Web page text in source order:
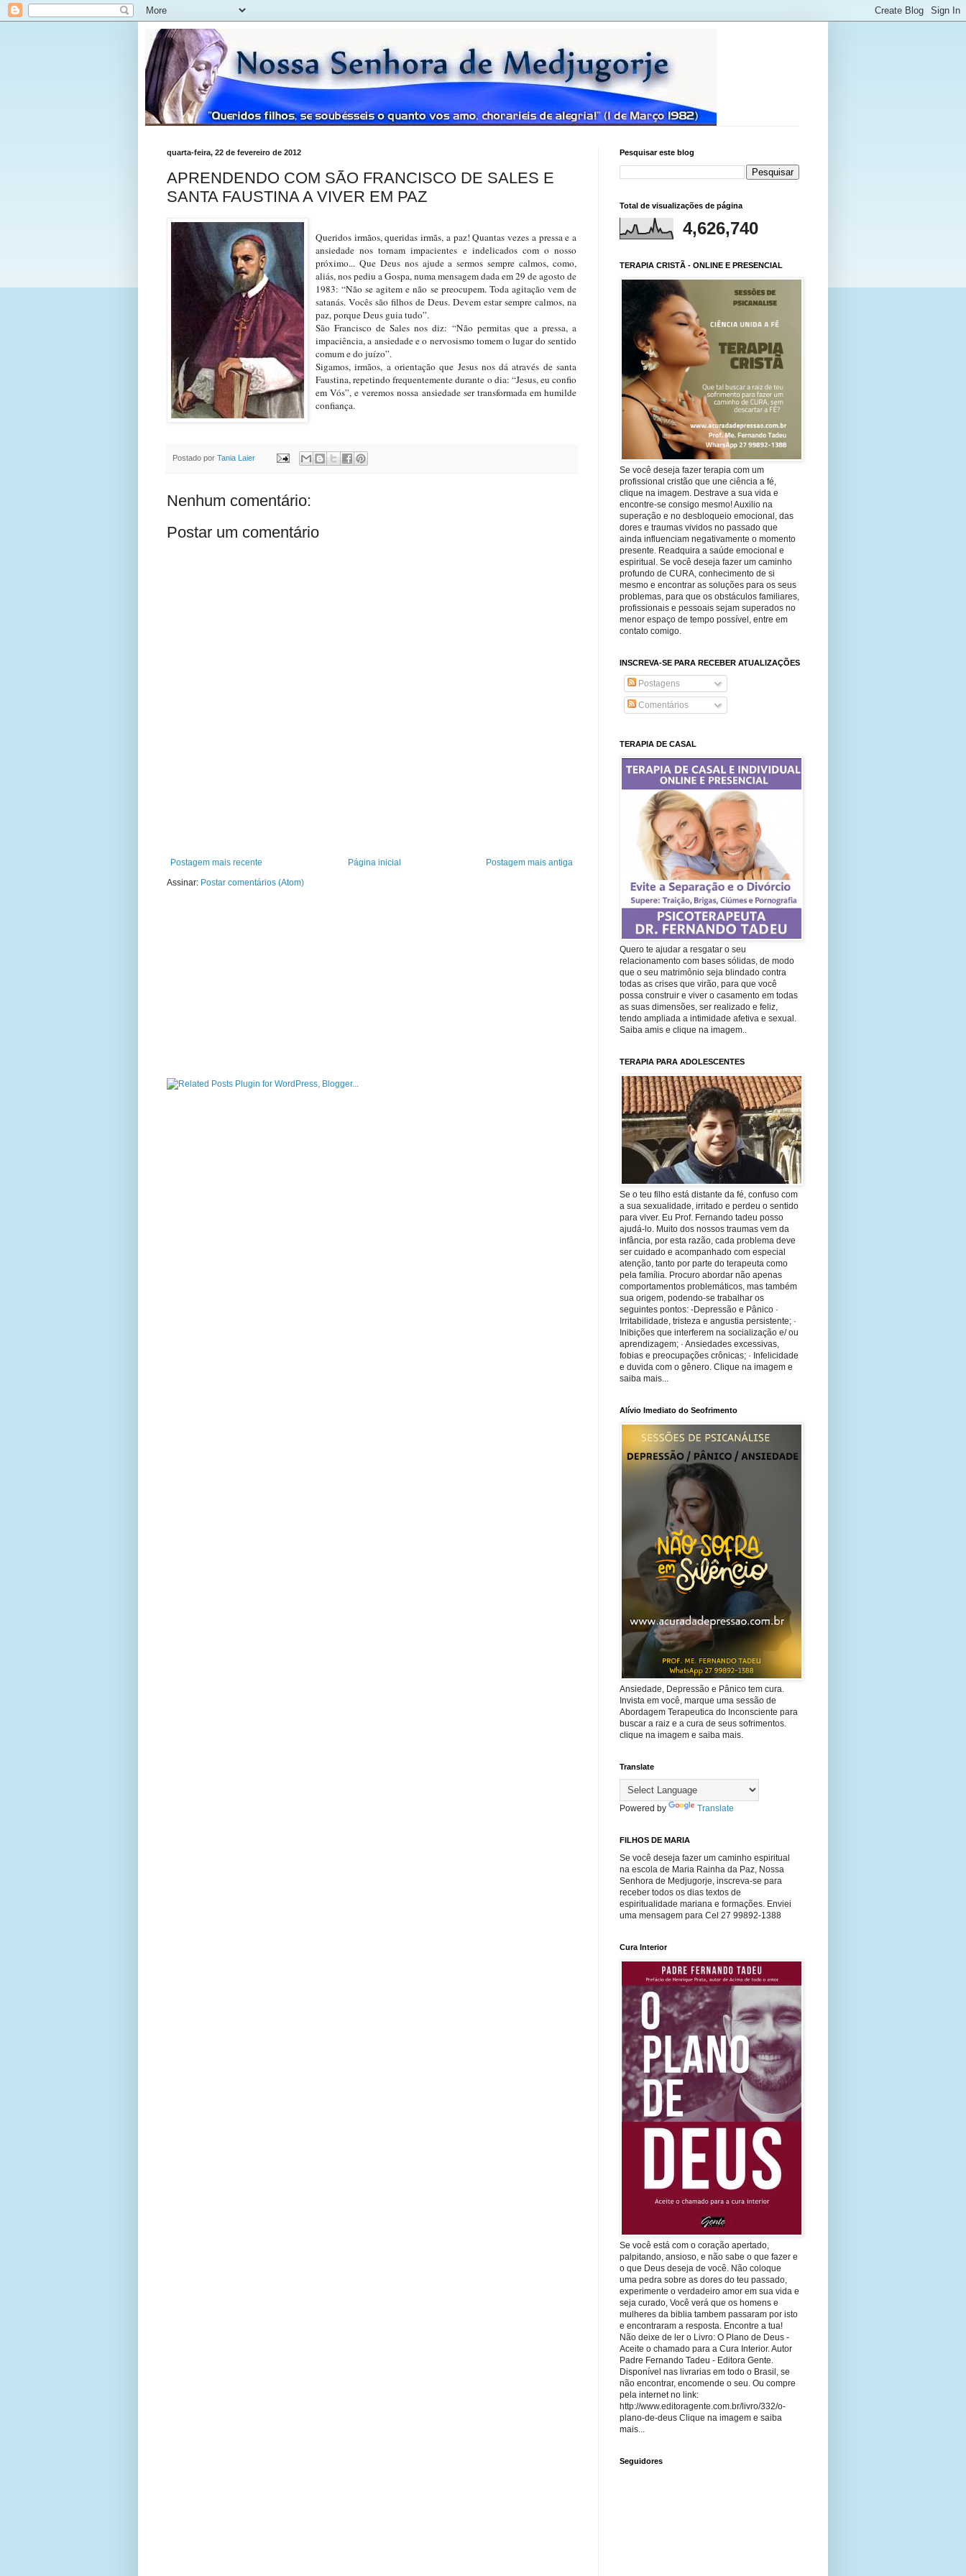
quarta-feira, 22 de fevereiro de 2012
APRENDENDO COM SÃO FRANCISCO DE SALES E
SANTA FAUSTINA A VIVER EM PAZ
Queridos irmãos, queridas irmãs, a paz! Quantas vezes a pressa e a
ansiedade nos tornam impacientes e indelicados com o nosso
próximo... Que Deus nos ajude a sermos sempre calmos, como,
aliás, nos pediu a Gospa, numa mensagem dada em 29 de agosto de
1983: “Não se agitem e não se preocupem. Toda agitação vem de
satanás. Vocês são filhos de Deus. Devem estar sempre calmos, na
paz, porque Deus guia tudo”.
São Francisco de Sales nos diz: “Não permitas que a pressa, a
impaciência, a ansiedade e o nervosismo tomem o lugar do sentido
comum e do juízo”.
Sigamos, irmãos, a orientação que Jesus nos dá através de santa
Faustina, repetindo frequentemente durante o dia: “Jesus, eu confio
em Vós”, e veremos nossa ansiedade ser transformada em humilde
confiança.
Postado por Tania Laier
Nenhum comentário:
Postar um comentário
Postagem mais recente Postagem mais antiga
Página inicial
Assinar: Postar comentários (Atom)
Pesquisar este blog
Total de visualizações de página
4,626,740
TERAPIA CRISTÃ - ONLINE E PRESENCIAL
Se você deseja fazer terapia com um
profissional cristão que une ciência a fé,
clique na imagem. Destrave a sua vida e
encontre-se consigo mesmo! Auxilio na
superação e no desbloqueio emocional, das
dores e traumas vividos no passado que
ainda influenciam negativamente o momento
presente. Readquira a saúde emocional e
espiritual. Se você deseja fazer um caminho
profundo de CURA, conhecimento de si
mesmo e encontrar as soluções para os seus
problemas, para que os obstáculos familiares,
profissionais e pessoais sejam superados no
menor espaço de tempo possível, entre em
contato comigo.
INSCREVA-SE PARA RECEBER ATUALIZAÇÕES
Postagens
Comentários
TERAPIA DE CASAL
Quero te ajudar a resgatar o seu
relacionamento com bases sólidas, de modo
que o seu matrimônio seja blindado contra
todas as crises que virão, para que você
possa construir e viver o casamento em todas
as suas dimensões, ser realizado e feliz,
tendo ampliada a intimidade afetiva e sexual.
Saiba amis e clique na imagem..
TERAPIA PARA ADOLESCENTES
Se o teu filho está distante da fé, confuso com
a sua sexualidade, irritado e perdeu o sentido
para viver. Eu Prof. Fernando tadeu posso
ajudá-lo. Muito dos nossos traumas vem da
infância, por esta razão, cada problema deve
ser cuidado e acompanhado com especial
atenção, tanto por parte do terapeuta como
pela família. Procuro abordar não apenas
comportamentos problemáticos, mas também
sua origem, podendo-se trabalhar os
seguintes pontos: -Depressão e Pânico ·
Irritabilidade, tristeza e angustia persistente; ·
Inibições que interferem na socialização e/ ou
aprendizagem; · Ansiedades excessivas,
fobias e preocupações crônicas; · Infelicidade
e duvida com o gênero. Clique na imagem e
saiba mais...
Alívio Imediato do Seofrimento
Ansiedade, Depressão e Pânico tem cura.
Invista em você, marque uma sessão de
Abordagem Terapeutica do Inconsciente para
buscar a raiz e a cura de seus sofrimentos.
clique na imagem e saiba mais.
Translate
Powered by Translate
FILHOS DE MARIA
Se você deseja fazer um caminho espiritual
na escola de Maria Rainha da Paz, Nossa
Senhora de Medjugorje, inscreva-se para
receber todos os dias textos de
espiritualidade mariana e formações. Enviei
uma mensagem para Cel 27 99892-1388
Cura Interior
Se você está com o coração apertado,
palpitando, ansioso, e não sabe o que fazer e
o que Deus deseja de você. Não coloque
uma pedra sobre as dores do teu passado,
experimente o verdadeiro amor em sua vida e
seja curado, Você verá que os homens e
mulheres da biblia tambem passaram por isto
e encontraram a resposta. Encontre a tua!
Não deixe de ler o Livro: O Plano de Deus -
Aceite o chamado para a Cura Interior. Autor
Padre Fernando Tadeu - Editora Gente.
Disponível nas livrarias em todo o Brasil, se
não encontrar, encomende o seu. Ou compre
pela internet no link:
http://www.editoragente.com.br/livro/332/o-
plano-de-deus Clique na imagem e saiba
mais...
Seguidores